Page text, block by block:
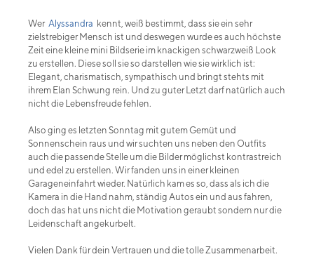
Wer Alyssandra kennt, weiß bestimmt, dass sie ein sehr
zielstrebiger Mensch ist und deswegen wurde es auch höchste
Zeit eine kleine mini Bildserie im knackigen schwarzweiß Look
zu erstellen. Diese soll sie so darstellen wie sie wirklich ist:
Elegant, charismatisch, sympathisch und bringt stehts mit
ihrem Elan Schwung rein. Und zu guter Letzt darf natürlich auch
nicht die Lebensfreude fehlen.
Also ging es letzten Sonntag mit gutem Gemüt und
Sonnenschein raus und wir suchten uns neben den Outfits
auch die passende Stelle um die Bilder möglichst kontrastreich
und edel zu erstellen. Wir fanden uns in einer kleinen
Garageneinfahrt wieder. Natürlich kam es so, dass als ich die
Kamera in die Hand nahm, ständig Autos ein und aus fahren,
doch das hat uns nicht die Motivation geraubt sondern nur die
Leidenschaft angekurbelt.
Vielen Dank für dein Vertrauen und die tolle Zusammenarbeit.